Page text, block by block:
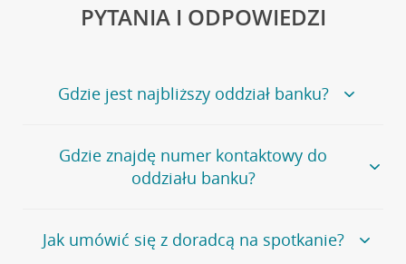
PYTANIA I ODPOWIEDZI
Gdzie jest najbliższy oddział banku?
Jeśli szukasz oddziału naszego banku, zapraszamy na
stronęPlacówki i bankomaty, na której znajduje się
wygodna wyszukiwarka.
oddziałów
Gdzie znajdę numer kontaktowy do
oddziału banku?
Bank Credit Agricole nie udostępnia ogólnego numeru
telefonu do placówki bankowej.
Jak umówić się z doradcą na spotkanie?